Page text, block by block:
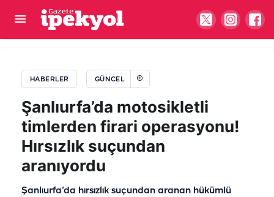
HABERLER GÜNCEL
Şanlıurfa’da motosikletli
timlerden firari operasyonu!
Hırsızlık suçundan
aranıyordu
Şanlıurfa’da hırsızlık suçundan aranan hükümlü
MHP Suruç İlçe Başkanı belli oldu